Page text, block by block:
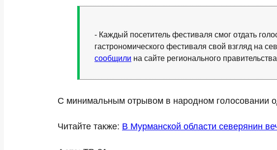
- Каждый посетитель фестиваля смог отдать
гастрономического фестиваля свой взгляд на
сообщили на сайте регионального
С минимальным отрывом в народном голосовании
Читайте также: В Мурманской области северянин